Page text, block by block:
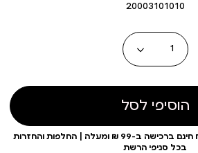
20003101010
כמות
הוסיפי לסל
עלות משלוח 19 ₪ | משלוח חינם ברכישה ב-99 ₪ ומעלה | החלפות והחזרות
בכל סניפי הרשת